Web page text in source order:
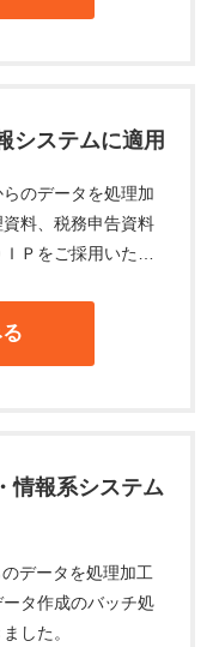
システムに適用
のデータを処理加
料、税務申告資料
Ｐをご採用いただ
情報系システム
データを処理加工
タ作成のバッチ処
した。